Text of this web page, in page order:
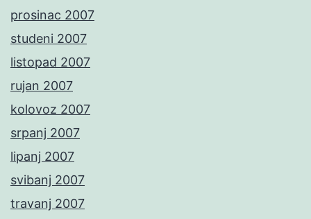
prosinac 2007
studeni 2007
listopad 2007
rujan 2007
kolovoz 2007
srpanj 2007
lipanj 2007
svibanj 2007
travanj 2007